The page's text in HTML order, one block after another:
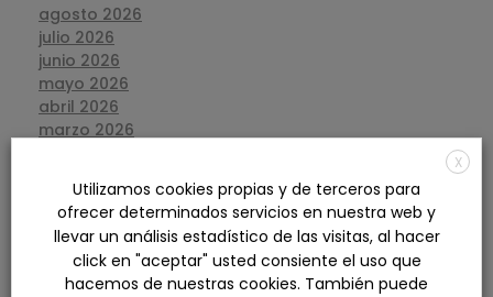
agosto 2026
julio 2026
junio 2026
mayo 2026
abril 2026
marzo 2026
diciembre 2025
noviembre 2025
octubre 2025
septiembre 2025
agosto 2025
X
Utilizamos cookies propias y de terceros para
ofrecer determinados servicios en nuestra web y
llevar un análisis estadístico de las visitas, al hacer
click en "aceptar" usted consiente el uso que
hacemos de nuestras cookies. También puede